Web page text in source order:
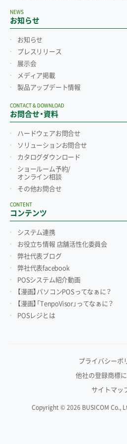
お知らせ
NEWS
お知らせ
プレスリリース
展示会
メディア掲載
製品アップデート情報
お問合せ・資料
CONTACT & DOWNLOAD
ハードウェアお問合せ
ソリューションお問合せ
カタログダウンロード
ショールーム予約/
オンライン相談
その他お問合せ
コンテンツ
CONTENT
システム連携
お役立ち情報 店舗活性化委員会
弊社代表ブログ
弊社代表facebook
POSシステム紹介動画
【漫画】パソコンPOSってなぁに？
【漫画】「TenpoVisor」ってなぁに？
POSレジとは
プライバシーポ
他社の登録商標
サイトマッ
Copyright © 2026 BUSICOM Co.,